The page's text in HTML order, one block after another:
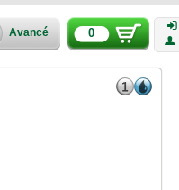
Avancé 0